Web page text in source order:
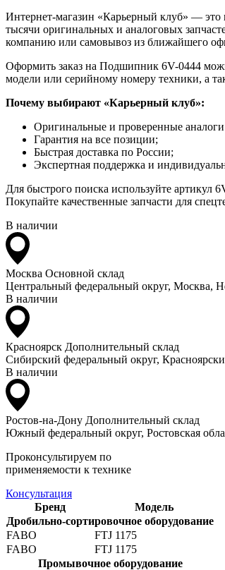
Интернет-магазин «Карьерный клуб» —
тысячи оригинальных и аналоговых
компанию или самовывоз из ближайшего
Оформить заказ на Подшипник 6V-0444
модели или серийному номеру техники, а
Почему выбирают «Карьерный клуб»:
Оригинальные и проверенные аналоги
Гарантия на все позиции;
Быстрая доставка по России;
Экспертная поддержка и
Для быстрого поиска используйте
Покупайте качественные запчасти для
В наличии
Москва Основной склад
Центральный федеральный округ, Москва,
В наличии
Красноярск Дополнительный склад
Сибирский федеральный округ,
В наличии
Ростов-на-Дону Дополнительный склад
Южный федеральный округ, Ростовская
Проконсультируем по
применяемости к технике
Консультация
Бренд
Модель
Дробильно-сортировочное оборудование
FABO
FTJ 1175
FABO
FTJ 1175
Промывочное оборудование